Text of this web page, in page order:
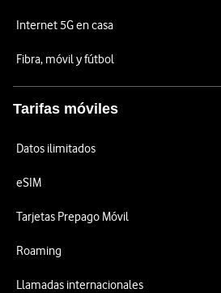
Internet 5G en casa
Fibra, móvil y fútbol
Tarifas móviles
Datos ilimitados
eSIM
Tarjetas Prepago Móvil
Roaming
Llamadas internacionales